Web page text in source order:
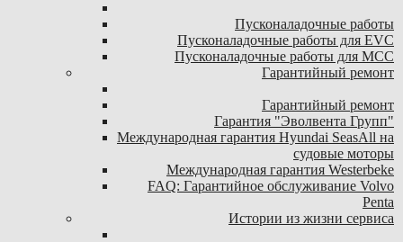
Пусконаладочные работы
Пусконаладочные работы для EVC
Пусконаладочные работы для MCC
Гарантийный ремонт
Гарантийный ремонт
Гарантия "Эволвента Групп"
Международная гарантия Hyundai SeasAll на
судовые моторы
Международная гарантия Westerbeke
FAQ: Гарантийное обслуживание Volvo
Penta
Истории из жизни сервиса